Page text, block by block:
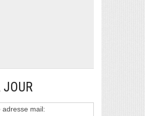
JOUR
adresse mail: